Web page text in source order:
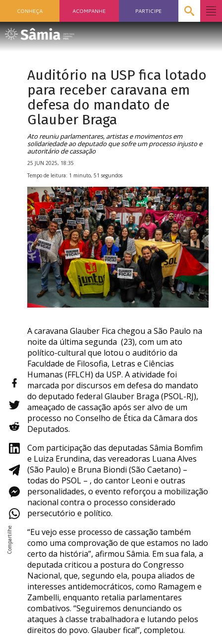
CONHEÇA ACOMPANHE PARTICIPE
Auditório na USP fica lotado
para receber caravana em
defesa do mandato de
Glauber Braga
Ato reuniu parlamentares, artistas e movimentos em
solidariedade ao deputado que sofre um processo injusto e
autoritário de cassação
25 JUN 2025, 18:35
Tempo de leitura: 1 minuto, 51 segundos
A caravana Glauber Fica chegou a São Paulo na
noite da última segunda (23), com um ato
político-cultural que lotou o auditório da
Faculdade de Filosofia, Letras e Ciências
Humanas (FFLCH) da USP. A atividade foi
marcada por discursos em defesa do mandato
do deputado federal Glauber Braga (PSOL-RJ),
ameaçado de cassação após ser alvo de um
processo no Conselho de Ética da Câmara dos
Deputados.
Com participação das deputadas Sâmia Bomfim
e Luiza Erundina, das vereadoras Luana Alves
(São Paulo) e Bruna Biondi (São Caetano) –
todas do PSOL – , do cantor Leoni e outras
personalidades, o evento reforçou a mobilização
nacional contra o processo considerado
persecutório e político.
“Eu vejo esse processo de cassação também
como uma comprovação de que estamos no lado
certo da história”, afirmou Sâmia. Em sua fala, a
deputada criticou a postura do Congresso
Nacional, que, segundo ela, poupa aliados de
interesses antidemocráticos, como Ramagem e
Zambelli, enquanto retalia parlamentares
combativos. “Seguiremos denunciando os
ataques à classe trabalhadora e lutando pelos
direitos do povo. Glauber fica!”, completou.